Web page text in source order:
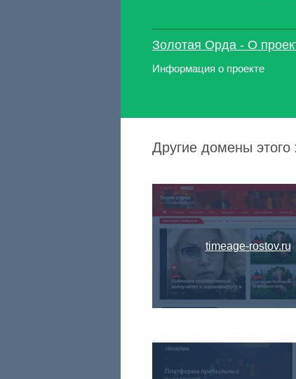
Золотая Орда - О
Информация о проекте
Другие домены этого
timeage-rostov.ru